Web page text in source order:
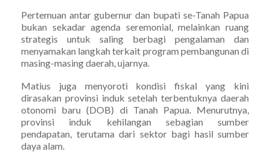
Pertemuan antar gubernur dan bupati se-Tanah Papua
bukan sekadar agenda seremonial, melainkan ruang
strategis untuk saling berbagi pengalaman dan
menyamakan langkah terkait program pembangunan di
masing-masing daerah, ujarnya.
Matius juga menyoroti kondisi fiskal yang kini
dirasakan provinsi induk setelah terbentuknya daerah
otonomi baru (DOB) di Tanah Papua. Menurutnya,
provinsi induk kehilangan sebagian sumber
pendapatan, terutama dari sektor bagi hasil sumber
daya alam.